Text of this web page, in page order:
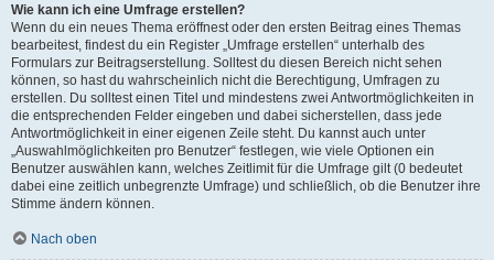
Wie kann ich eine Umfrage erstellen?
Wenn du ein neues Thema eröffnest oder den ersten Beitrag eines Themas
bearbeitest, findest du ein Register „Umfrage erstellen“ unterhalb des
Formulars zur Beitragserstellung. Solltest du diesen Bereich nicht sehen
können, so hast du wahrscheinlich nicht die Berechtigung, Umfragen zu
erstellen. Du solltest einen Titel und mindestens zwei Antwortmöglichkeiten in
die entsprechenden Felder eingeben und dabei sicherstellen, dass jede
Antwortmöglichkeit in einer eigenen Zeile steht. Du kannst auch unter
„Auswahlmöglichkeiten pro Benutzer“ festlegen, wie viele Optionen ein
Benutzer auswählen kann, welches Zeitlimit für die Umfrage gilt (0 bedeutet
dabei eine zeitlich unbegrenzte Umfrage) und schließlich, ob die Benutzer ihre
Stimme ändern können.
Nach oben